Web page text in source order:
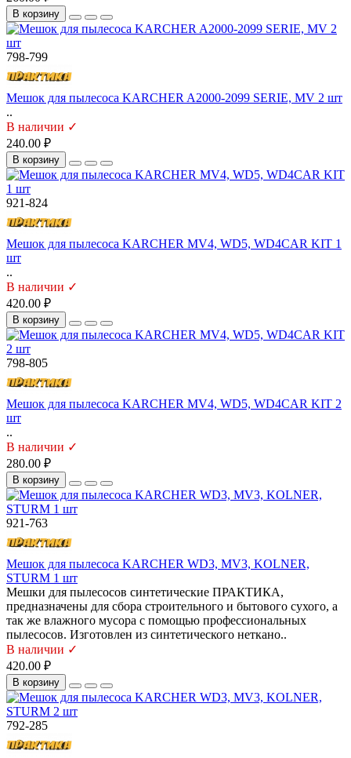
В корзину
798-799
Мешок для пылесоса KARCHER A2000-2099 SERIE, MV 2 шт
..
В наличии ✓
240.00 ₽
В корзину
921-824
Мешок для пылесоса KARCHER MV4, WD5, WD4CAR KIT 1
шт
..
В наличии ✓
420.00 ₽
В корзину
798-805
Мешок для пылесоса KARCHER MV4, WD5, WD4CAR KIT 2
шт
..
В наличии ✓
280.00 ₽
В корзину
921-763
Мешок для пылесоса KARCHER WD3, MV3, KOLNER,
STURM 1 шт
Мешки для пылесосов синтетические ПРАКТИКА,
предназначены для сбора строительного и бытового сухого, а
так же влажного мусора с помощью профессиональных
пылесосов. Изготовлен из синтетического неткано..
В наличии ✓
420.00 ₽
В корзину
792-285